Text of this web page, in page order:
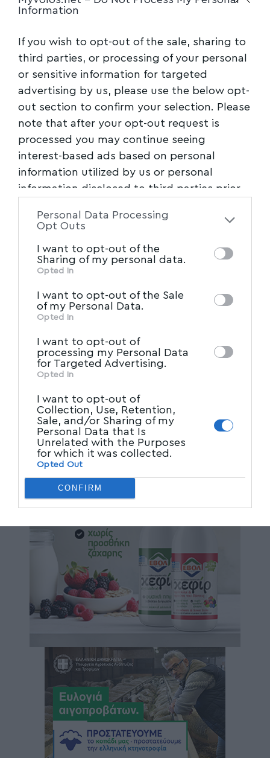
Information
If you wish to opt-out of the sale, sharing to
third parties, or processing of your personal
or sensitive information for targeted
advertising by us, please use the below opt-
out section to confirm your selection. Please
note that after your opt-out request is
processed you may continue seeing
interest-based ads based on personal
information utilized by us or personal
information disclosed to third parties prior
of the further disclosure of your personal
of downstream participants. This
information may also be disclosed by us to
Participantsthat may further disclose it to
other third parties.
Personal Data Processing
Opt Outs
I want to opt-out of the
Sharing of my personal data.
Opted In
I want to opt-out of the Sale
of my Personal Data.
Opted In
I want to opt-out of
processing my Personal Data
for Targeted Advertising.
Opted In
I want to opt-out of
Collection, Use, Retention,
Sale, and/or Sharing of my
Personal Data that Is
Unrelated with the Purposes
for which it was collected.
Opted Out
CONFIRM